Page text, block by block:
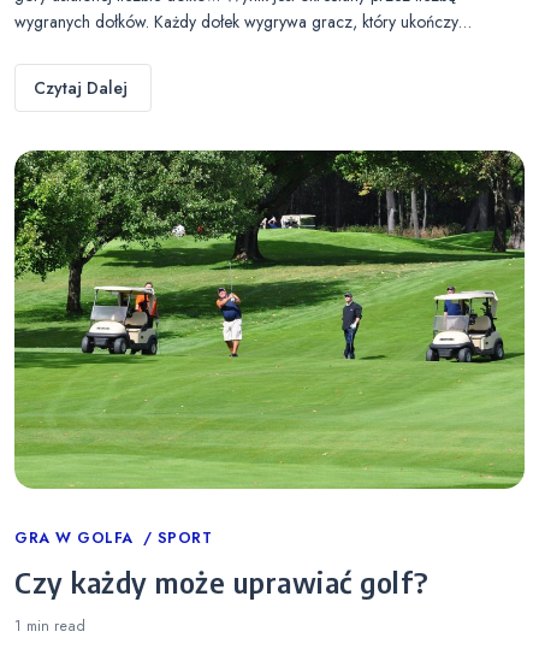
wygranych dołków. Każdy dołek wygrywa gracz, który ukończy…
Czytaj Dalej
Categories
GRA W GOLFA SPORT
Czy każdy może uprawiać golf?
1 min read